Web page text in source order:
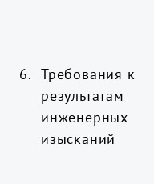
6. Требования к
результатам
инженерных
изысканий